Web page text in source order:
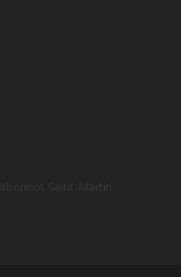
Saint-Martin